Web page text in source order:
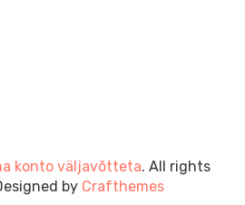
konto väljavõtteta. All rights
by Crafthemes